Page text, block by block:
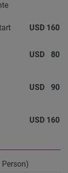
USD 160
USD 80
USD 90
USD 160